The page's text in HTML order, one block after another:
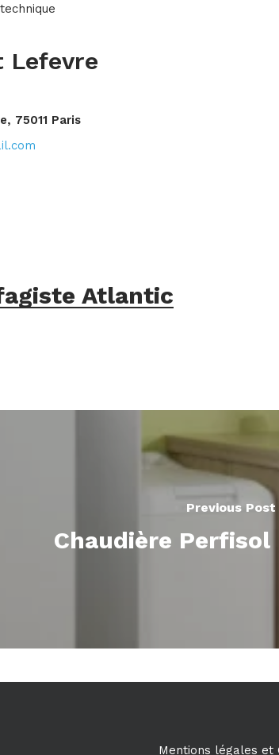
Lefevre
75011 Paris
Atlantic
Previous Post
Chaudière Perfisol
Mentions légales et